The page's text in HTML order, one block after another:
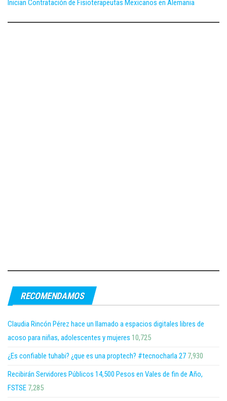
Inician Contratación de Fisioterapeutas Mexicanos en Alemania
RECOMENDAMOS
Claudia Rincón Pérez hace un llamado a espacios digitales libres de
acoso para niñas, adolescentes y mujeres 10,725
¿Es confiable tuhabi? ¿que es una proptech? #tecnocharla 27 7,930
Recibirán Servidores Públicos 14,500 Pesos en Vales de fin de Año,
FSTSE 7,285